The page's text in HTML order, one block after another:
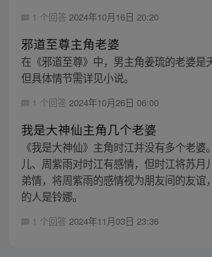
1 个回答 2024年10月16日 20:20
邪道至尊主角老婆
在《邪道至尊》中，男主角姜琉的老婆是
但具体情节需详见小说。
1 个回答 2024年10月26日 06:00
我是大神仙主角几个老婆
《我是大神仙》主角时江并没有多个老婆
儿、周紫雨对时江有感情，但时江将苏月
弟情，将周紫雨的感情视为朋友间的友谊
的人是铃娜。
1 个回答 2024年11月03日 23:36